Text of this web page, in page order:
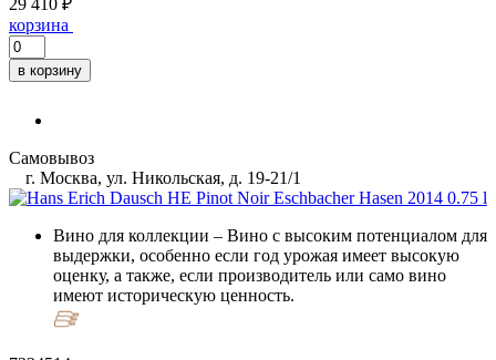
корзина
в корзину
Самовывоз
г. Москва, ул. Никольская, д. 19-21/1
Вино для коллекции – Вино с высоким потенциалом для
выдержки, особенно если год урожая имеет высокую
оценку, а также, если производитель или само вино
имеют историческую ценность.